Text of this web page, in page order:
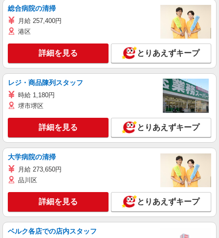
総合病院の清掃
月給 257,400円
港区
詳細を見る とりあえずキープ
レジ・商品陳列スタッフ
時給 1,180円
堺市堺区
詳細を見る とりあえずキープ
大学病院の清掃
月給 273,650円
品川区
詳細を見る とりあえずキープ
ベルク各店での店内スタッフ